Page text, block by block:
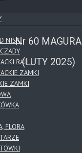
NISKI
RAJ
ZAMKI
ZAMKI
FLORA
Nr 60 MAGURA
(LUTY 2025)